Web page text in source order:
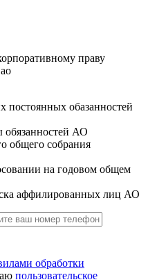
праву
обазанностей
обязанностей АО
общего собрания
на годовом общем
аффилированных лиц АО
обработки
пользовательское